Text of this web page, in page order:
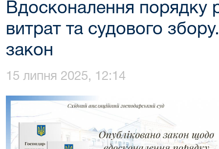
Вдосконалення порядку
витрат та судового
закон
15 липня 2025, 12:14